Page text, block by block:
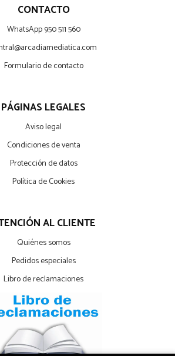
CONTACTO
WhatsApp 950 511 560
Formulario de contacto
PÁGINAS LEGALES
Aviso legal
Condiciones de venta
Protección de datos
Política de Cookies
AL CLIENTE
Quiénes somos
Pedidos especiales
Libro de reclamaciones